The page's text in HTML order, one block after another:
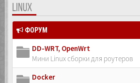
LINUX
ФОРУМ
DD-WRT, OpenWrt
Мини Linux сборки для роутеров
Docker